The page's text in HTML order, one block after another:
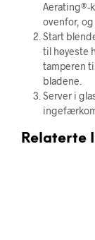
Aerating®-
ovenfor,
Start
til høyeste
tamperen
bladene.
Server i
Relaterte